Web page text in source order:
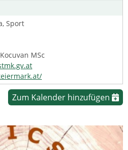
Sport
MSc
Zum Kalender hinzufügen